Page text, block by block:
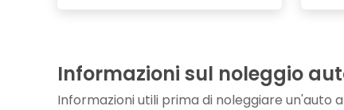
Informazioni sul noleggio
Informazioni utili prima di noleggiare un'auto